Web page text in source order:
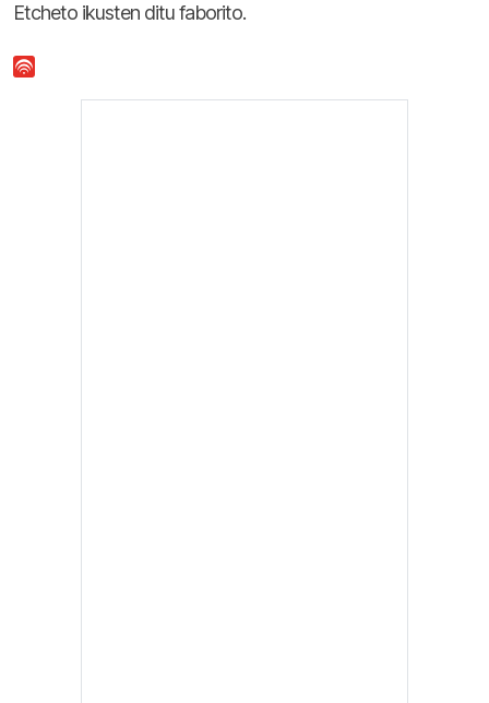
Etcheto ikusten ditu faborito.